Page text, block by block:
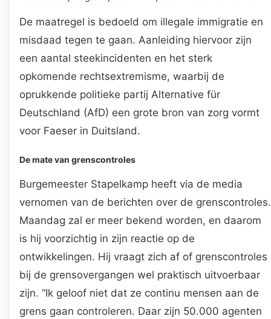
De maatregel is bedoeld om illegale immigratie en
misdaad tegen te gaan. Aanleiding hiervoor zijn
een aantal steekincidenten en het sterk
opkomende rechtsextremisme, waarbij de
oprukkende politieke partij Alternative für
Deutschland (AfD) een grote bron van zorg vormt
voor Faeser in Duitsland.
De mate van grenscontroles
Burgemeester Stapelkamp heeft via de media
vernomen van de berichten over de grenscontroles.
Maandag zal er meer bekend worden, en daarom
is hij voorzichtig in zijn reactie op de
ontwikkelingen. Hij vraagt zich af of grenscontroles
bij de grensovergangen wel praktisch uitvoerbaar
zijn. “Ik geloof niet dat ze continu mensen aan de
grens gaan controleren. Daar zijn 50.000 agenten